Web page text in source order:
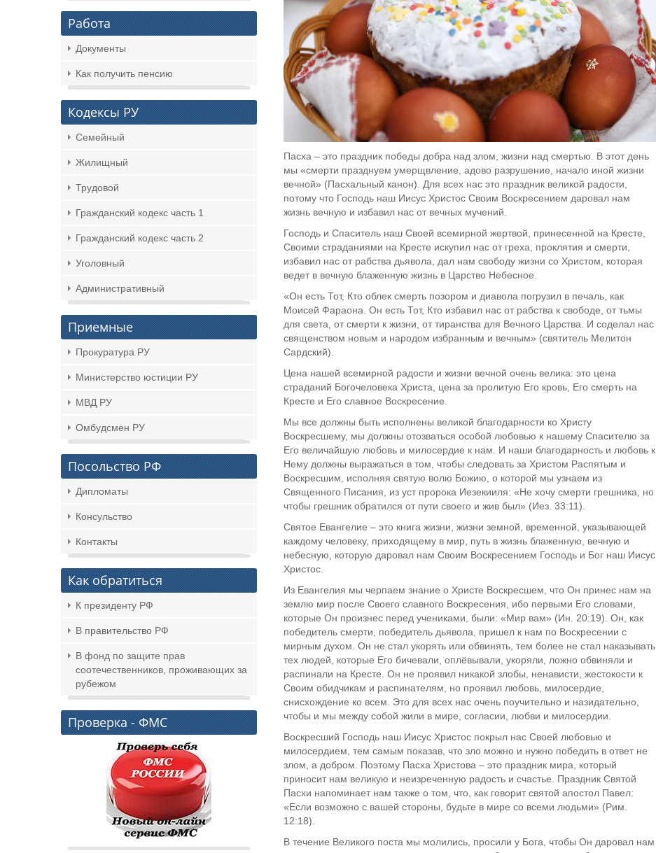
Пасха – это праздник победы добра над злом, жизни над смертью. В этот день
мы «смерти празднуем умерщвление, адово разрушение, начало иной жизни
вечной» (Пасхальный канон). Для всех нас это праздник великой радости,
потому что Господь наш Иисус Христос Своим Воскресением даровал нам
жизнь вечную и избавил нас от вечных мучений.
Господь и Спаситель наш Своей всемирной жертвой, принесенной на Кресте,
Своими страданиями на Кресте искупил нас от греха, проклятия и смерти,
избавил нас от рабства дьявола, дал нам свободу жизни со Христом, которая
ведет в вечную блаженную жизнь в Царство Небесное.
«Он есть Тот, Кто облек смерть позором и диавола погрузил в печаль, как
Моисей Фараона. Он есть Тот, Кто избавил нас от рабства к свободе, от тьмы
для света, от смерти к жизни, от тиранства для Вечного Царства. И соделал нас
священством новым и народом избранным и вечным» (святитель Мелитон
Сардский).
Цена нашей всемирной радости и жизни вечной очень велика: это цена
страданий Богочеловека Христа, цена за пролитую Его кровь, Его смерть на
Кресте и Его славное Воскресение.
Мы все должны быть исполнены великой благодарности ко Христу
Воскресшему, мы должны отозваться особой любовью к нашему Спасителю за
Его величайшую любовь и милосердие к нам. И наши благодарность и любовь к
Нему должны выражаться в том, чтобы следовать за Христом Распятым и
Воскресшим, исполняя святую волю Божию, о которой мы узнаем из
Священного Писания, из уст пророка Иезекииля: «Не хочу смерти грешника, но
чтобы грешник обратился от пути своего и жив был» (Иез. 33:11).
Святое Евангелие – это книга жизни, жизни земной, временной, указывающей
каждому человеку, приходящему в мир, путь в жизнь блаженную, вечную и
небесную, которую даровал нам Своим Воскресением Господь и Бог наш Иисус
Христос.
Из Евангелия мы черпаем знание о Христе Воскресшем, что Он принес нам на
землю мир после Своего славного Воскресения, ибо первыми Его словами,
которые Он произнес перед учениками, были: «Мир вам» (Ин. 20:19). Он, как
победитель смерти, победитель дьявола, пришел к нам по Воскресении с
мирным духом. Он не стал укорять или обвинять, тем более не стал наказывать
тех людей, которые Его бичевали, оплёвывали, укоряли, ложно обвиняли и
распинали на Кресте. Он не проявил никакой злобы, ненависти, жестокости к
Своим обидчикам и распинателям, но проявил любовь, милосердие,
снисхождение ко всем. Это для всех нас очень поучительно и назидательно,
чтобы и мы между собой жили в мире, согласии, любви и милосердии.
Воскресший Господь наш Иисус Христос покрыл нас Своей любовью и
милосердием, тем самым показав, что зло можно и нужно победить в ответ не
злом, а добром. Поэтому Пасха Христова – это праздник мира, который
приносит нам великую и неизреченную радость и счастье. Праздник Святой
Пасхи напоминает нам также о том, что, как говорит святой апостол Павел:
«Если возможно с вашей стороны, будьте в мире со всеми людьми» (Рим.
12:18).
В течение Великого поста мы молились, просили у Бога, чтобы Он даровал нам
Работа
Документы
Как получить пенсию
Кодексы РУ
Семейный
Жилищный
Трудовой
Гражданский кодекс часть 1
Гражданский кодекс часть 2
Уголовный
Административный
Приемные
Прокуратура РУ
Министерство юстиции РУ
МВД РУ
Омбудсмен РУ
Посольство РФ
Дипломаты
Консульство
Контакты
Как обратиться
К президенту РФ
В правительство РФ
В фонд по защите прав
соотечественников, проживающих за
рубежом
Проверка - ФМС